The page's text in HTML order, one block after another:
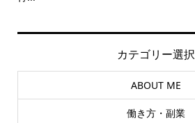
カテゴリー選択
ABOUT ME
働き方・副業